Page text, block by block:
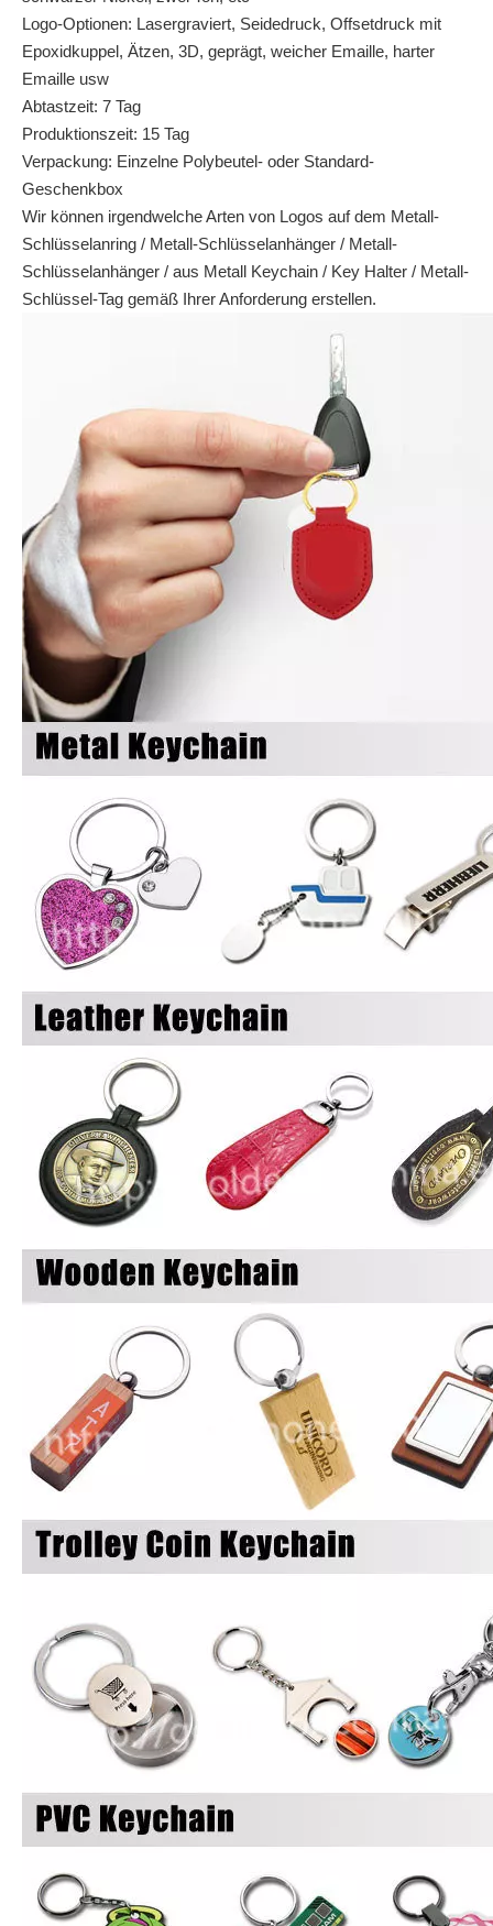
Logo-Optionen: Lasergraviert, Seidedruck, Offsetdruck mit
Epoxidkuppel, Ätzen, 3D, geprägt, weicher Emaille, harter
Emaille usw
Abtastzeit: 7 Tag
Produktionszeit: 15 Tag
Verpackung: Einzelne Polybeutel- oder Standard-
Geschenkbox
Wir können irgendwelche Arten von Logos auf dem Metall-
Schlüsselanring / Metall-Schlüsselanhänger / Metall-
Schlüsselanhänger / aus Metall Keychain / Key Halter / Metall-
Schlüssel-Tag gemäß Ihrer Anforderung erstellen.